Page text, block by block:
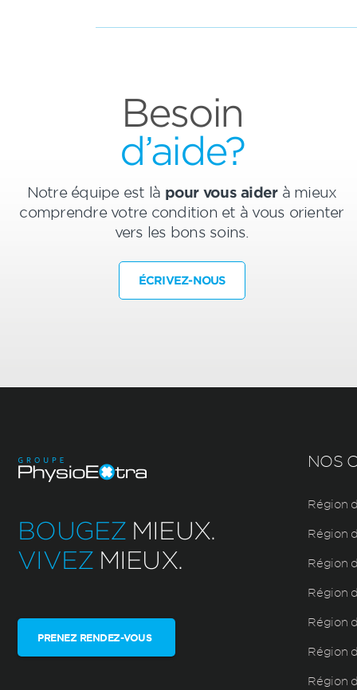
Besoin
d’aide?
Notre équipe est là pour vous aiderà mieux
comprendre votre condition et à vous orienter
vers les bons soins.
ÉCRIVEZ-NOUS
BOUGEZ MIEUX.
VIVEZ MIEUX.
PRENEZ RENDEZ-VOUS
NOS
Région
Région
Région
Région
Région
Région
Région